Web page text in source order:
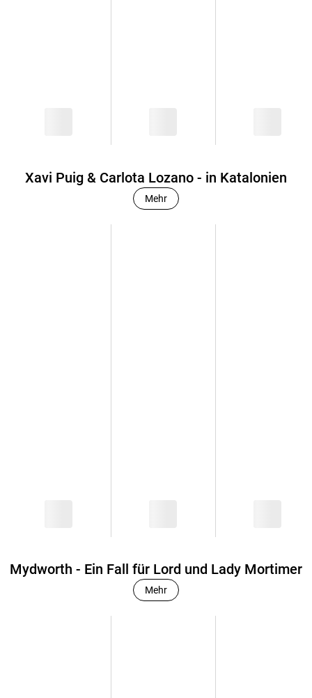
Xavi Puig & Carlota Lozano - in Katalonien
Mehr
Mydworth - Ein Fall für Lord und Lady Mortimer
Mehr